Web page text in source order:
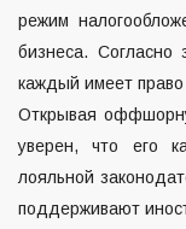
режим
бизнеса. Согласно
каждый имеет право
Открывая
уверен, что его
лояльной
поддерживают